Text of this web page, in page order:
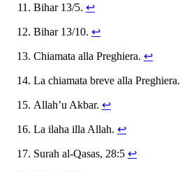
Bihar 13/5. ↩
Bihar 13/10. ↩
Chiamata alla Preghiera. ↩
La chiamata breve alla Preghiera.
Allah’u Akbar. ↩
La ilaha illa Allah. ↩
Surah al-Qasas, 28:5 ↩